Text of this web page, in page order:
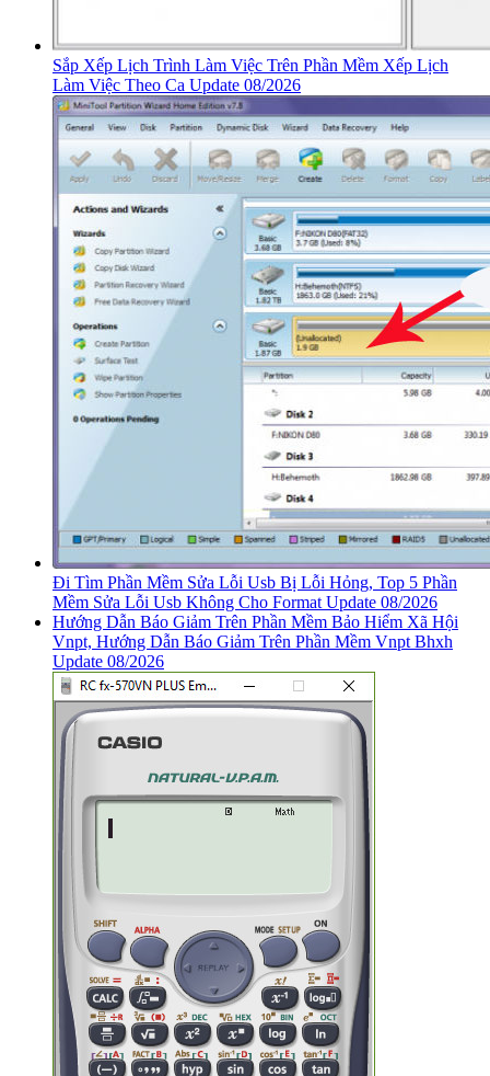
Sắp Xếp Lịch Trình Làm Việc Trên Phần Mềm Xếp Lịch
Làm Việc Theo Ca Update 08/2026
Đi Tìm Phần Mềm Sửa Lỗi Usb Bị Lỗi Hỏng, Top 5 Phần
Mềm Sửa Lỗi Usb Không Cho Format Update 08/2026
Hướng Dẫn Báo Giảm Trên Phần Mềm Bảo Hiểm Xã Hội
Vnpt, Hướng Dẫn Báo Giảm Trên Phần Mềm Vnpt Bhxh
Update 08/2026